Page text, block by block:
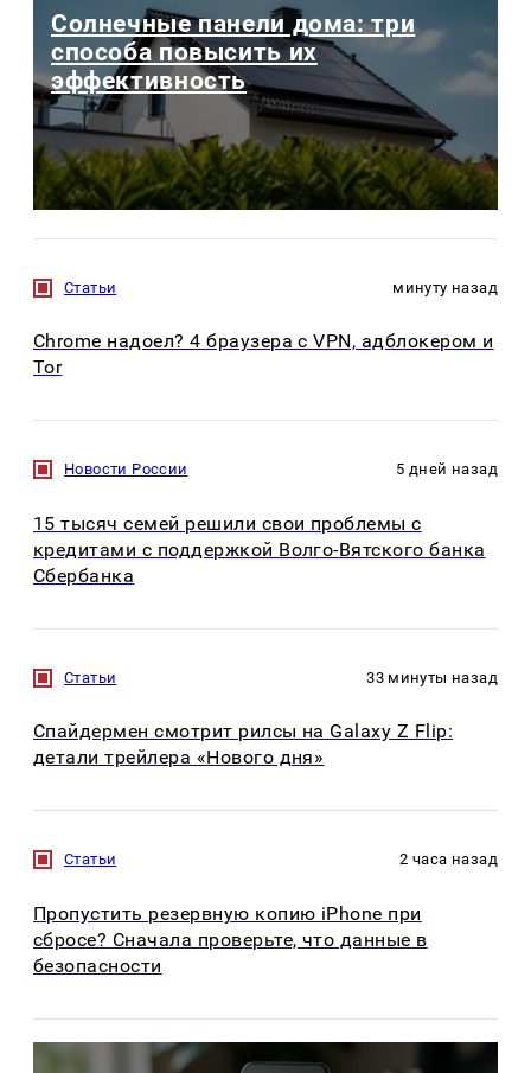
Солнечные панели дома: три
способа повысить их
эффективность
Статьи минуту назад
Chrome надоел? 4 браузера с VPN, адблокером и
Tor
Новости России 5 дней назад
15 тысяч семей решили свои проблемы с
кредитами с поддержкой Волго-Вятского банка
Сбербанка
Статьи 33 минуты назад
Спайдермен смотрит рилсы на Galaxy Z Flip:
детали трейлера «Нового дня»
Статьи 2 часа назад
Пропустить резервную копию iPhone при
сбросе? Сначала проверьте, что данные в
безопасности